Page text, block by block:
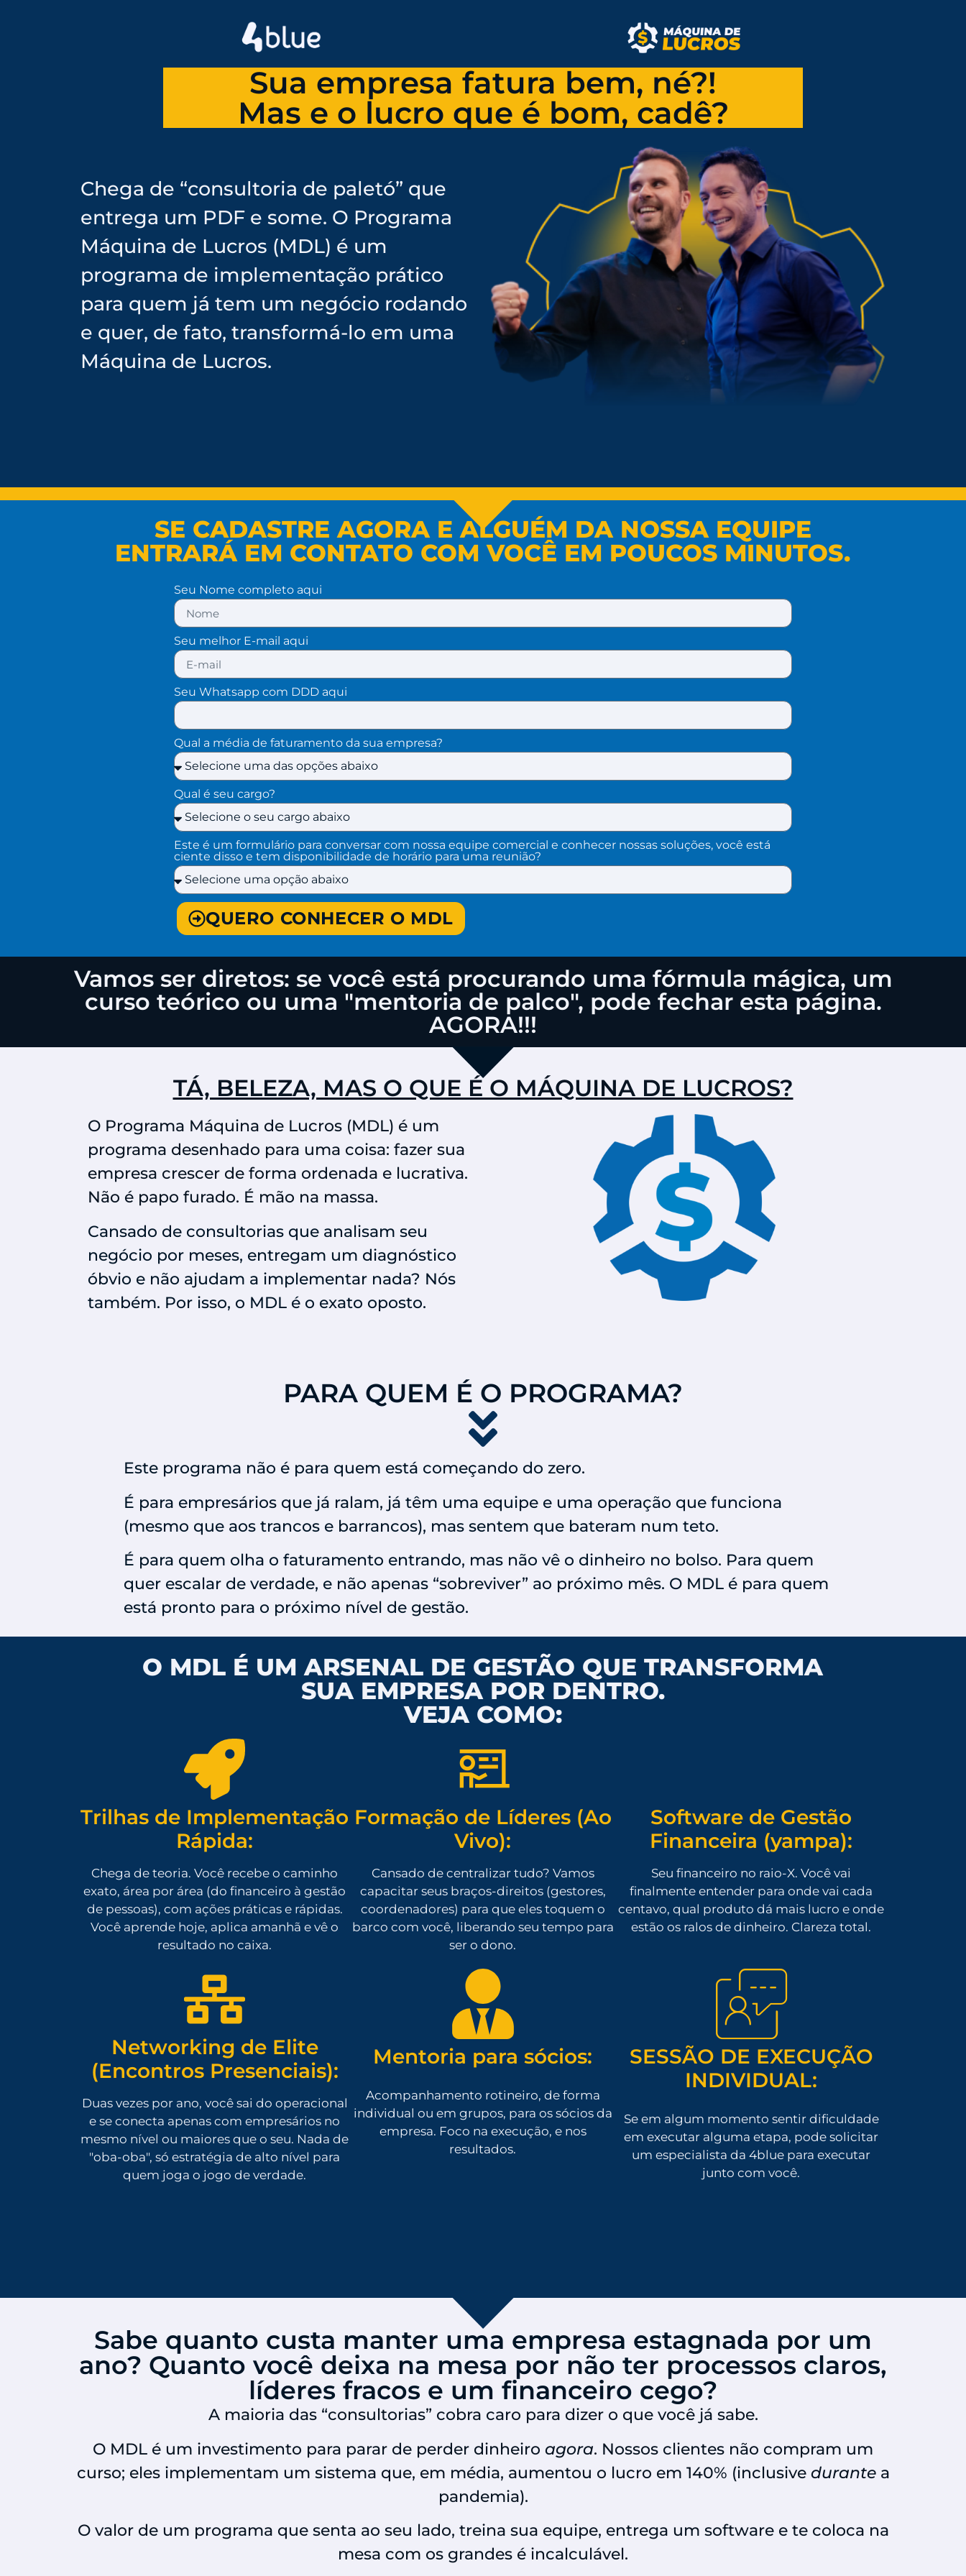
Sua empresa fatura bem, né?!
Mas e o lucro que é bom, cadê?
Chega de “consultoria de paletó” que
entrega um PDF e some. O Programa
Máquina de Lucros (MDL) é um
programa de implementação prático
para quem já tem um negócio rodando
e quer, de fato, transformá-lo em uma
Máquina de Lucros.
SE CADASTRE AGORA E ALGUÉM DA NOSSA EQUIPE
ENTRARÁ EM CONTATO COM VOCÊ EM POUCOS MINUTOS.
Seu Nome completo aqui
Seu melhor E-mail aqui
Seu Whatsapp com DDD aqui
Qual a média de faturamento da sua empresa?
Qual é seu cargo?
Este é um formulário para conversar com nossa equipe comercial e conhecer nossas soluções, você está
ciente disso e tem disponibilidade de horário para uma reunião?
QUERO CONHECER O MDL
Vamos ser diretos: se você está procurando uma fórmula mágica, um
curso teórico ou uma "mentoria de palco", pode fechar esta página.
AGORA!!!
TÁ, BELEZA, MAS O QUE É O MÁQUINA DE LUCROS?
O Programa Máquina de Lucros (MDL) é um
programa desenhado para uma coisa: fazer sua
empresa crescer de forma ordenada e lucrativa.
Não é papo furado. É mão na massa.
Cansado de consultorias que analisam seu
negócio por meses, entregam um diagnóstico
óbvio e não ajudam a implementar nada? Nós
também. Por isso, o MDL é o exato oposto.
PARA QUEM É O PROGRAMA?
Este programa não é para quem está começando do zero.
É para empresários que já ralam, já têm uma equipe e uma operação que funciona
(mesmo que aos trancos e barrancos), mas sentem que bateram num teto.
É para quem olha o faturamento entrando, mas não vê o dinheiro no bolso. Para quem
quer escalar de verdade, e não apenas “sobreviver” ao próximo mês. O MDL é para quem
está pronto para o próximo nível de gestão.
O MDL É UM ARSENAL DE GESTÃO QUE TRANSFORMA
SUA EMPRESA POR DENTRO.
VEJA COMO:
Trilhas de Implementação
Rápida:
Chega de teoria. Você recebe o caminho
exato, área por área (do financeiro à gestão
de pessoas), com ações práticas e rápidas.
Você aprende hoje, aplica amanhã e vê o
resultado no caixa.
Formação de Líderes (Ao
Vivo):
Cansado de centralizar tudo? Vamos
capacitar seus braços-direitos (gestores,
coordenadores) para que eles toquem o
barco com você, liberando seu tempo para
ser o dono.
Software de Gestão
Financeira (yampa):
Seu financeiro no raio-X. Você vai
finalmente entender para onde vai cada
centavo, qual produto dá mais lucro e onde
estão os ralos de dinheiro. Clareza total.
Networking de Elite
(Encontros Presenciais):
Duas vezes por ano, você sai do operacional
e se conecta apenas com empresários no
mesmo nível ou maiores que o seu. Nada de
"oba-oba", só estratégia de alto nível para
quem joga o jogo de verdade.
Mentoria para sócios:
Acompanhamento rotineiro, de forma
individual ou em grupos, para os sócios da
empresa. Foco na execução, e nos
resultados.
SESSÃO DE EXECUÇÃO
INDIVIDUAL:
Se em algum momento sentir dificuldade
em executar alguma etapa, pode solicitar
um especialista da 4blue para executar
junto com você.
Sabe quanto custa manter uma empresa estagnada por um
ano? Quanto você deixa na mesa por não ter processos claros,
líderes fracos e um financeiro cego?
A maioria das “consultorias” cobra caro para dizer o que você já sabe.
O MDL é um investimento para parar de perder dinheiro agora. Nossos clientes não compram um
curso; eles implementam um sistema que, em média, aumentou o lucro em 140% (inclusive durantea
pandemia).
O valor de um programa que senta ao seu lado, treina sua equipe, entrega um software e te coloca na
mesa com os grandes é incalculável.